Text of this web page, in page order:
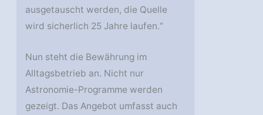
ausgetauscht werden, die Quelle
wird sicherlich 25 Jahre laufen.“
Nun steht die Bewährung im
Alltagsbetrieb an. Nicht nur
Astronomie-Programme werden
gezeigt. Das Angebot umfasst auch